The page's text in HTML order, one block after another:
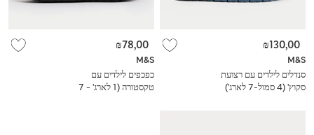
M&S
סנדלים לילדים עם רצועת
סקוץ' (4 סמול-7 לארג')
₪130,00
M&S
כפכפים לילדים עם
טקסטורה (1 לארג' - 7
₪78,00